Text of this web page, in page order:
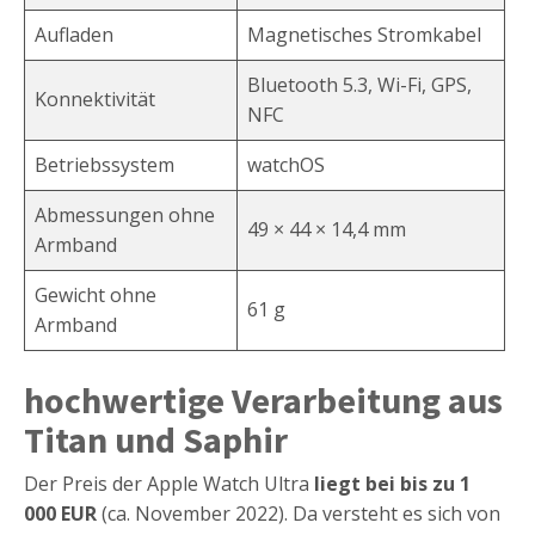
Aufladen
Magnetisches Stromkabel
Konnektivität
Bluetooth 5.3, Wi-Fi, GPS,
NFC
Betriebssystem
watchOS
Abmessungen ohne
Armband
49 × 44 × 14,4 mm
Gewicht ohne
Armband
61 g
hochwertige Verarbeitung aus
Titan und Saphir
Der Preis der Apple Watch Ultra liegt bei bis zu 1
000 EUR(ca. November 2022). Da versteht es sich von